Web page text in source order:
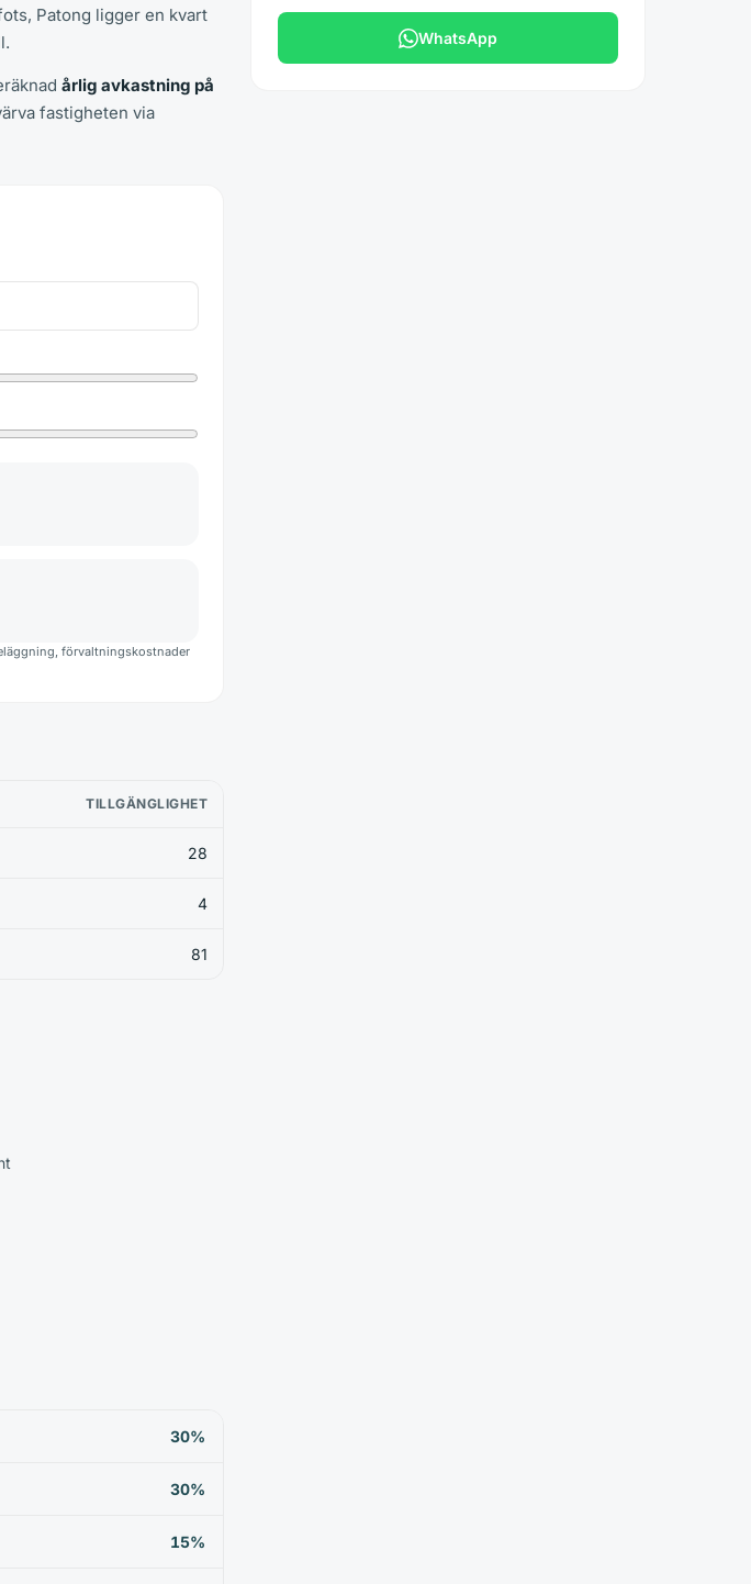
Patong ligger en kvart
årlig avkastning på
fastigheten via
förvaltningskostnader
TILLGÄNGLIGHET
28
4
81
30%
30%
15%
WhatsApp